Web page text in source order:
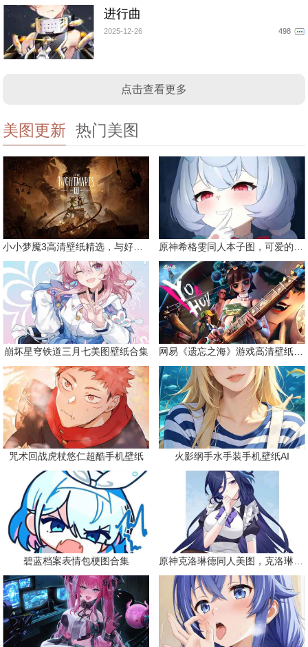
进行曲
2025-12-26 498
点击查看更多
美图更新 热门美图
崩坏星穹铁道三月七美图壁纸合集 网易《遗忘之海》游戏高清壁纸精选
咒术回战虎杖悠仁超酷手机壁纸 火影纲手水手装手机壁纸AI
碧蓝档案表情包梗图合集